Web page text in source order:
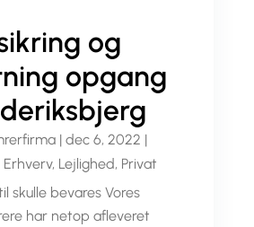
RING 86 10 24 24og
opgang
| dec 6, 2022 |
Erhverv, Lejlighed, Privat
skulle bevares Vores
har netop afleveret